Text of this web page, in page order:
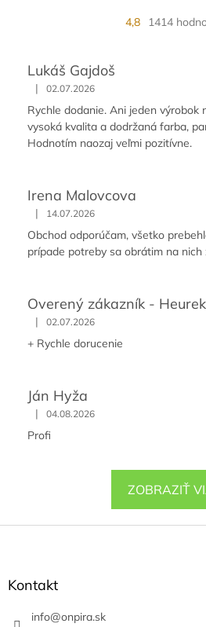
4,8 1414
Lukáš Gajdoš
| 02.07.2026
Rychle dodanie. Ani jeden výrobok
vysoká kvalita a dodržaná farba,
Hodnotím naozaj veľmi pozitívne.
Irena Malovcova
| 14.07.2026
Obchod odporúčam, všetko
prípade potreby sa obrátim na nich
Overený zákazník -
| 02.07.2026
+ Rychle dorucenie
Ján Hyža
| 04.08.2026
Profi
ZOBRAZIŤ
Z
Kontakt
info@onpira.sk